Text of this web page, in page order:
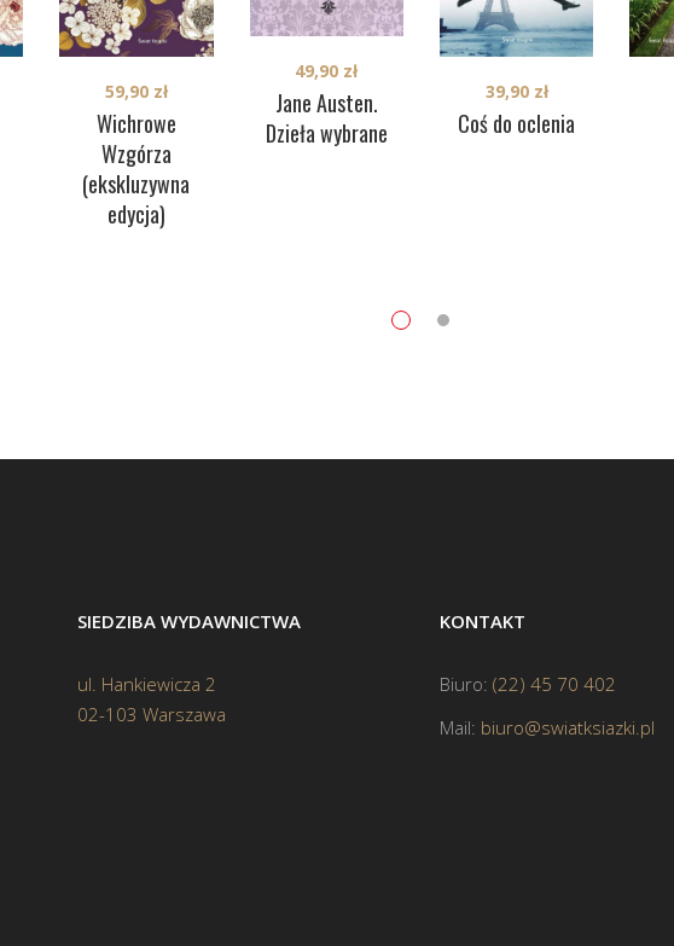
Wichrowe
Wzgórza
(ekskluzywna
edycja)
59,90 zł
Jane Austen.
Dzieła wybrane
49,90 zł
Coś do oclenia
39,90 zł
SIEDZIBA WYDAWNICTWA
ul. Hankiewicza 2
02-103 Warszawa
KONTAKT
Biuro: (22) 45 70 402
Mail: biuro@swiatksiazki.pl